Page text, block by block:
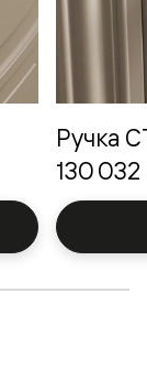
Ручка
130 032